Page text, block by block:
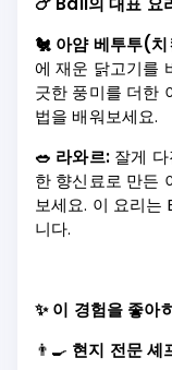
🐔 아얌 베투투(
에 재운 닭고기를
긋한 풍미를 더한
법을 배워보세요.
🥗 라와르: 잘게
한 향신료로 만든
보세요. 이 요리는
니다.
✨ 이 경험을 좋아
👨‍🍳 현지 전문 셰